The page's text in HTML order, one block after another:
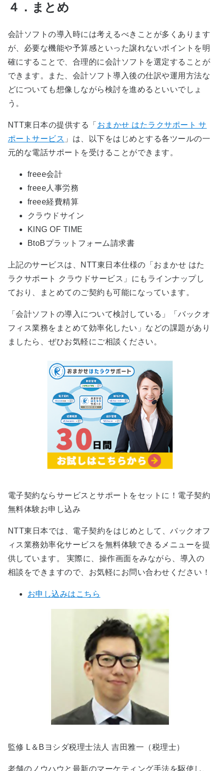
４．まとめ
会計ソフトの導入時には考えるべきことが多くあります
が、必要な機能や予算感といった譲れないポイントを明
確にすることで、合理的に会計ソフトを選定することが
できます。また、会計ソフト導入後の仕訳や運用方法な
どについても想像しながら検討を進めるといいでしょ
う。
NTT東日本の提供する「 おまかせ はたラクサポート サ
ポートサービス 」は、以下をはじめとする各ツールの一
元的な電話サポートを受けることができます。
freee会計
freee人事労務
freee経費精算
クラウドサイン
KING OF TIME
BtoBプラットフォーム請求書
上記のサービスは、NTT東日本仕様の「おまかせ はた
ラクサポート クラウドサービス」にもラインナップし
ており、まとめてのご契約も可能になっています。
「会計ソフトの導入について検討している」「バックオ
フィス業務をまとめて効率化したい」などの課題があり
ましたら、ぜひお気軽にご相談ください。
電子契約ならサービスとサポートをセットに！電子契約
無料体験お申し込み
NTT東日本では、電子契約をはじめとして、バックオフ
ィス業務効率化サービスを無料体験できるメニューを提
供しています。 実際に、操作画面をみながら、導入の
相談をできますので、お気軽にお問い合わせください！
お申し込みはこちら
監修 L＆Bヨシダ税理士法人 吉田雅一（税理士）
老舗のノウハウと最新のマーケティング手法を駆使し、